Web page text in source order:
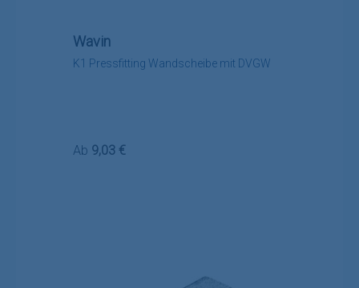
K1 Pressfitting Wandscheibe mit DVGW
Wavin
Regulärer Preis:
Ab 9,03 €